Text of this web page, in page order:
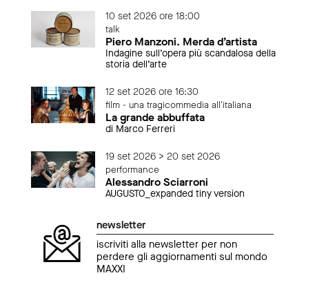
10 set 2026 ore 18:00
talk
Piero Manzoni. Merda d’artista
Indagine sull’opera più scandalosa della
storia dell’arte
12 set 2026 ore 16:30
film - una tragicommedia all'italiana
La grande abbuffata
di Marco Ferreri
19 set 2026 > 20 set 2026
performance
Alessandro Sciarroni
AUGUSTO_expanded tiny version
newsletter
iscriviti alla newsletter per non
perdere gli aggiornamenti sul mondo
MAXXI